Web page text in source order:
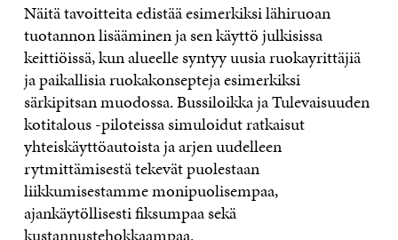
Näitä tavoitteita edistää esimerkiksi lähiruoan
tuotannon lisääminen ja sen käyttö julkisissa
keittiöissä, kun alueelle syntyy uusia ruokayrittäjiä
ja paikallisia ruokakonsepteja esimerkiksi
särkipitsan muodossa. Bussiloikka ja Tulevaisuuden
kotitalous -piloteissa simuloidut ratkaisut
yhteiskäyttöautoista ja arjen uudelleen
rytmittämisestä tekevät puolestaan
liikkumisestamme monipuolisempaa,
ajankäytöllisesti fiksumpaa sekä